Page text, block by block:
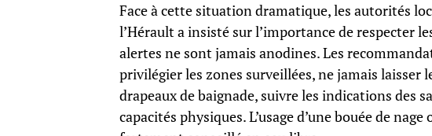
Face à cette situation dramatique, les autorités
l’Hérault a insisté sur l’importance de respecter
alertes ne sont jamais anodines. Les
privilégier les zones surveillées, ne jamais laisser
drapeaux de baignade, suivre les indications des
capacités physiques. L’usage d’une bouée de